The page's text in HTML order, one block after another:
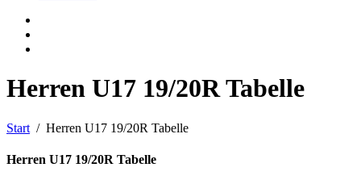
Herren U17 19/20R Tabelle
Start Herren U17 19/20R Tabelle
Herren U17 19/20R Tabelle